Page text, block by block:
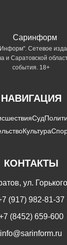
Сетевое
и Саратовской
события. 18+
НАВИГАЦИЯ
Суд
Культура
КОНТАКТЫ
ул.
(917) 982-81-37
(8452) 659-600
info@sarinform.ru